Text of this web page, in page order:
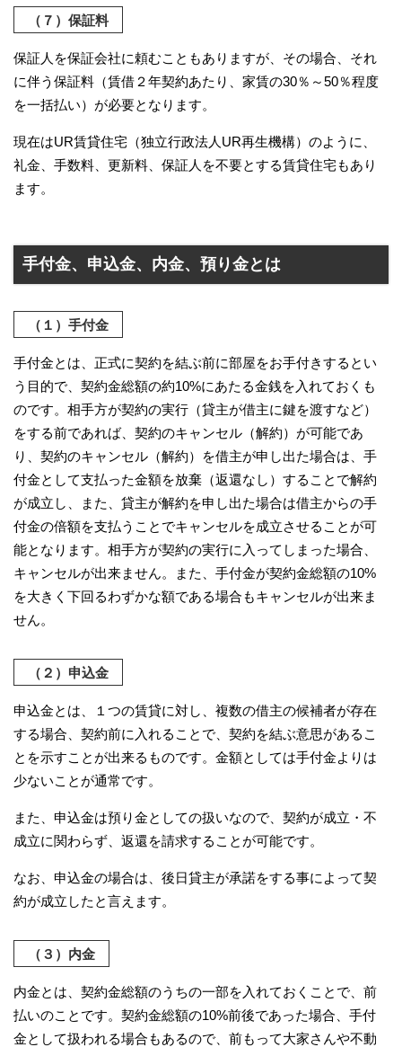
（７）保証料
保証人を保証会社に頼むこともありますが、その場合、それ
に伴う保証料（賃借２年契約あたり、家賃の30％～50％程度
を一括払い）が必要となります。
現在はUR賃貸住宅（独立行政法人UR再生機構）のように、
礼金、手数料、更新料、保証人を不要とする賃貸住宅もあり
ます。
手付金、申込金、内金、預り金とは
（１）手付金
手付金とは、正式に契約を結ぶ前に部屋をお手付きするとい
う目的で、契約金総額の約10%にあたる金銭を入れておくも
のです。相手方が契約の実行（貸主が借主に鍵を渡すなど）
をする前であれば、契約のキャンセル（解約）が可能であ
り、契約のキャンセル（解約）を借主が申し出た場合は、手
付金として支払った金額を放棄（返還なし）することで解約
が成立し、また、貸主が解約を申し出た場合は借主からの手
付金の倍額を支払うことでキャンセルを成立させることが可
能となります。相手方が契約の実行に入ってしまった場合、
キャンセルが出来ません。また、手付金が契約金総額の10%
を大きく下回るわずかな額である場合もキャンセルが出来ま
せん。
（２）申込金
申込金とは、１つの賃貸に対し、複数の借主の候補者が存在
する場合、契約前に入れることで、契約を結ぶ意思があるこ
とを示すことが出来るものです。金額としては手付金よりは
少ないことが通常です。
また、申込金は預り金としての扱いなので、契約が成立・不
成立に関わらず、返還を請求することが可能です。
なお、申込金の場合は、後日貸主が承諾をする事によって契
約が成立したと言えます。
（３）内金
内金とは、契約金総額のうちの一部を入れておくことで、前
払いのことです。契約金総額の10%前後であった場合、手付
金として扱われる場合もあるので、前もって大家さんや不動